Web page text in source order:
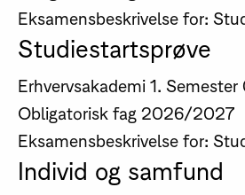
Eksamensbeskrivelse for:
Studiestartsprøve
Erhvervsakademi 1. Semester
Obligatorisk fag 2026/2027
Eksamensbeskrivelse for:
Individ og samfund